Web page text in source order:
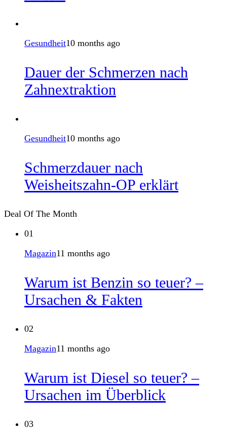
Gesundheit10 months ago
Dauer der Schmerzen nach
Zahnextraktion
Gesundheit10 months ago
Schmerzdauer nach
Weisheitszahn-OP erklärt
Deal Of The Month
01
Magazin11 months ago
Warum ist Benzin so teuer? –
Ursachen & Fakten
02
Magazin11 months ago
Warum ist Diesel so teuer? –
Ursachen im Überblick
03